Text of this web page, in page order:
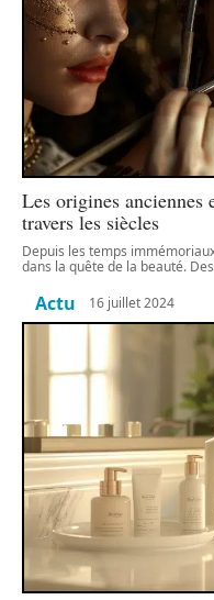
Les origines anciennes
travers les siècles
Depuis les temps
dans la quête de la beauté.
Actu 16 juillet 2024